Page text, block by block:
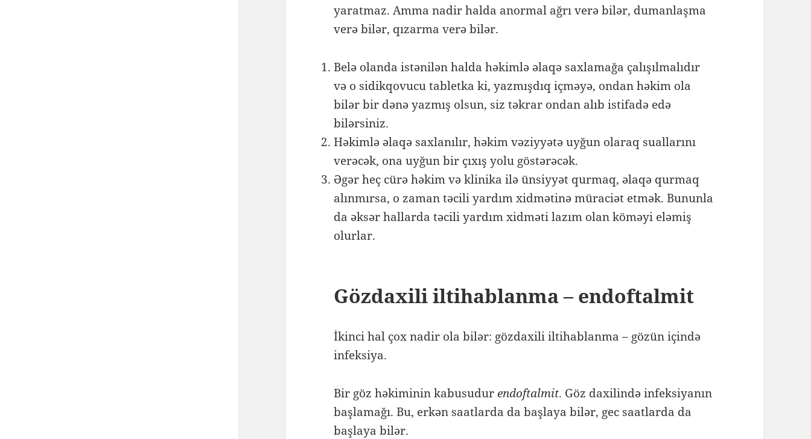
yaratmaz. Amma nadir halda anormal ağrı verə bilər, dumanlaşma
verə bilər, qızarma verə bilər.
Belə olanda istənilən halda həkimlə əlaqə saxlamağa çalışılmalıdır
və o sidikqovucu tabletka ki, yazmışdıq içməyə, ondan həkim ola
bilər bir dənə yazmış olsun, siz təkrar ondan alıb istifadə edə
bilərsiniz.
Həkimlə əlaqə saxlanılır, həkim vəziyyətə uyğun olaraq suallarını
verəcək, ona uyğun bir çıxış yolu göstərəcək.
Əgər heç cürə həkim və klinika ilə ünsiyyət qurmaq, əlaqə qurmaq
alınmırsa, o zaman təcili yardım xidmətinə müraciət etmək. Bununla
da əksər hallarda təcili yardım xidməti lazım olan köməyi eləmiş
olurlar.
Gözdaxili iltihablanma – endoftalmit
İkinci hal çox nadir ola bilər: gözdaxili iltihablanma – gözün içində
infeksiya.
Bir göz həkiminin kabusudurendoftalmit. Göz daxilində infeksiyanın
başlamağı. Bu, erkən saatlarda da başlaya bilər, gec saatlarda da
başlaya bilər.